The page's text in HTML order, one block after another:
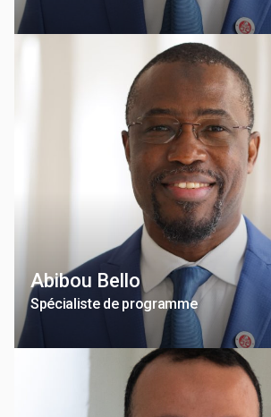
Abibou Bello
Spécialiste de programme